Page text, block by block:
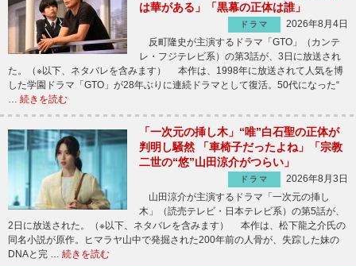
は華がある」「黒幕の正体は誰」
ドラマ
2026年8月4日
反町隆史が主演するドラマ「GTO」（カンテ
レ・フジテレビ系）の第3話が、3日に放送され
た。（※以下、ネタバレを含みます） 本作は、1998年に放送されて人気を博
した学園ドラマ「GTO」が28年ぶりに連続ドラマとして復活。50代になった“
… 続きを読む
「一次元の挿し木」“唯”白石聖の正体が
判明し騒然 「車椅子だったよね」「宗教
二世の“悠”山田涼介がつらい」
ドラマ
2026年8月3日
山田涼介が主演するドラマ「一次元の挿し
木」（読売テレビ・日本テレビ系）の第5話が、
2日に放送された。（※以下、ネタバレを含みます） 本作は、松下龍之介氏の
同名小説が原作。ヒマラヤ山中で発掘された200年前の人骨が、失踪した妹の
DNAと完 … 続きを読む